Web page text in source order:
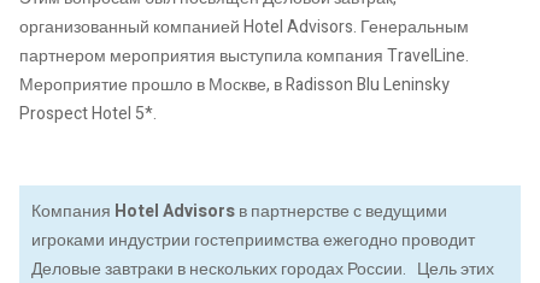
организованный компанией Hotel Advisors. Генеральным
партнером мероприятия выступила компания TravelLine.
Мероприятие прошло в Москве, в Radisson Blu Leninsky
Prospect Hotel 5*.
Компания Hotel Advisorsв партнерстве с ведущими
игроками индустрии гостеприимства ежегодно проводит
Деловые завтраки в нескольких городах России. Цель этих